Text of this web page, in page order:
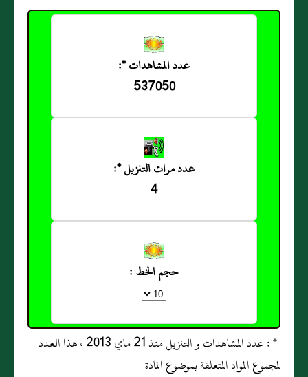
عدد المشاهدات *:
537050
عدد مرات التنزيل *:
4
حجم الخط :
* : عدد المشاهدات و التنزيل منذ 21 ماي 2013 ، هذا العدد
لمجموع المواد المتعلقة بموضوع المادة